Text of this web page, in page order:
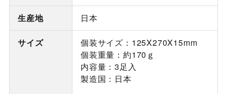
生産地 日本
サイズ
個装サイズ：125X270X15mm
個装重量：約170ｇ
内容量：3足入
製造国：日本